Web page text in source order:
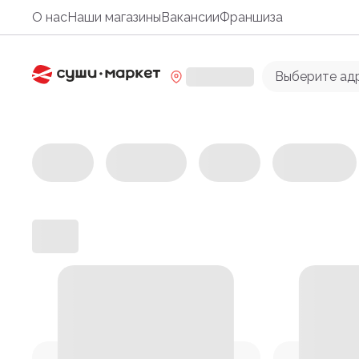
О насНаши магазиныВакансииФраншиза
Выберите